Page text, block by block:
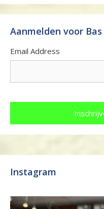
Aanmelden voor
Email Address
Instagram